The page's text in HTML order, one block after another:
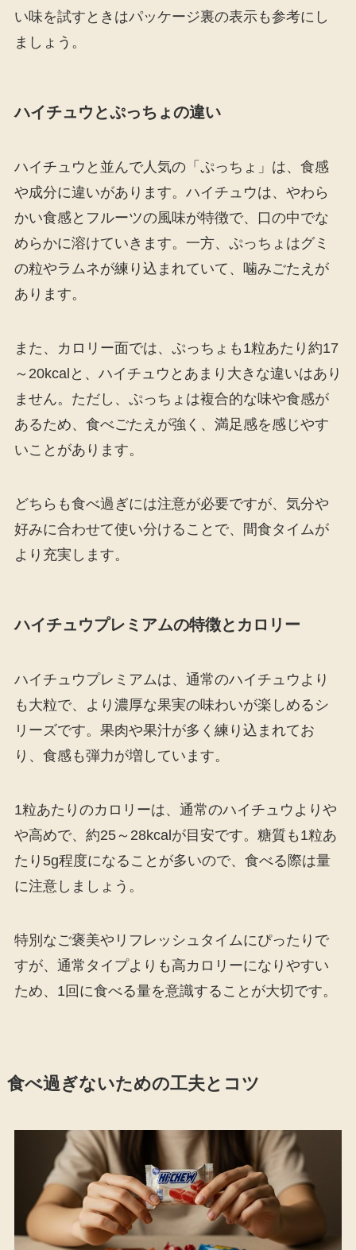
い味を試すときはパッケージ裏の表示も参考にし
ましょう。
ハイチュウとぷっちょの違い
ハイチュウと並んで人気の「ぷっちょ」は、食感
や成分に違いがあります。ハイチュウは、やわら
かい食感とフルーツの風味が特徴で、口の中でな
めらかに溶けていきます。一方、ぷっちょはグミ
の粒やラムネが練り込まれていて、噛みごたえが
あります。
また、カロリー面では、ぷっちょも1粒あたり約17
～20kcalと、ハイチュウとあまり大きな違いはあり
ません。ただし、ぷっちょは複合的な味や食感が
あるため、食べごたえが強く、満足感を感じやす
いことがあります。
どちらも食べ過ぎには注意が必要ですが、気分や
好みに合わせて使い分けることで、間食タイムが
より充実します。
ハイチュウプレミアムの特徴とカロリー
ハイチュウプレミアムは、通常のハイチュウより
も大粒で、より濃厚な果実の味わいが楽しめるシ
リーズです。果肉や果汁が多く練り込まれてお
り、食感も弾力が増しています。
1粒あたりのカロリーは、通常のハイチュウよりや
や高めで、約25～28kcalが目安です。糖質も1粒あ
たり5g程度になることが多いので、食べる際は量
に注意しましょう。
特別なご褒美やリフレッシュタイムにぴったりで
すが、通常タイプよりも高カロリーになりやすい
ため、1回に食べる量を意識することが大切です。
食べ過ぎないための工夫とコツ